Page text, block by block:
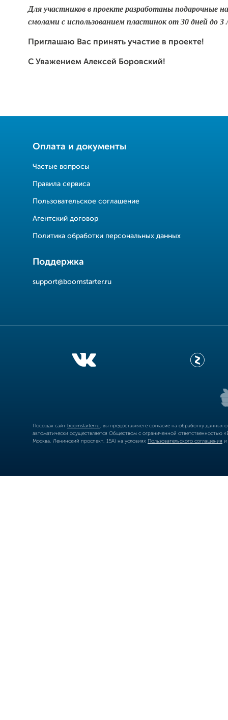
Для участников в проекте разработаны подарочные
смолами с использованием пластинок от 30 дней до 3
Приглашаю Вас принять участие в проекте!
С Уважением Алексей Боровский!
Оплата и документы
Частые вопросы
Правила сервиса
Пользовательское соглашение
Агентский договор
Политика обработки персональных данных
Поддержка
support@boomstarter.ru
Посещая сайт boomstarter.ru , вы предоставляете согласие на обработку
автоматически осуществляется Обществом с ограниченной
Москва, Ленинский проспект, 15А) на условиях Пользовательского соглашения и